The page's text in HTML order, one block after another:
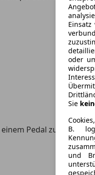
oder
Sie
B.
und
Pedal zu